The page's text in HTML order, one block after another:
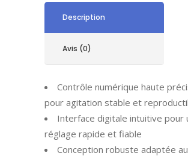
Description
Avis (0)
Contrôle numérique haute
pour agitation stable et
Interface digitale intuitive pour
réglage rapide et fiable
Conception robuste adaptée